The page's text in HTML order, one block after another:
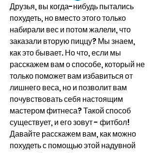
Друзья, вы когда-нибудь пытались
похудеть, но вместо этого только
набирали вес и потом жалели, что
заказали вторую пиццу? Мы знаем,
как это бывает. Но что, если мы
расскажем вам о способе, который не
только поможет вам избавиться от
лишнего веса, но и позволит вам
почувствовать себя настоящим
мастером фитнеса? Такой способ
существует, и его зовут - фитбол!
Давайте расскажем вам, как можно
похудеть с помощью этой надувной